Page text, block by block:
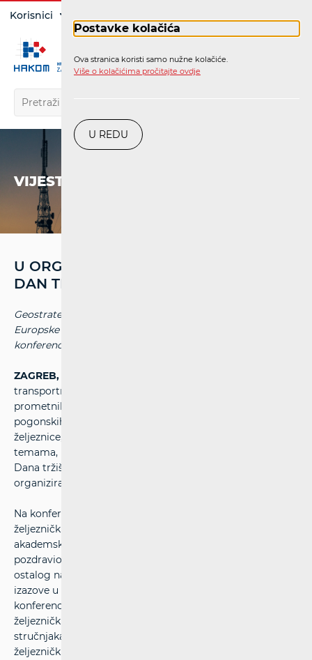
Postavke kolačića
Ova stranica koristi samo nužne kolačiće.
Više o kolačićima pročitajte ovdje
U REDU
Korisnici
VIJESTI
U ORGANIZACIJI HAKOM-A ODRŽAN
DAN TRŽIŠTA ŽELJEZNIČKIH USLUGA
Geostrateški položaj Hrvatske na zajedničkim koridorima
Europske unije i energetski izazovi naglasci su održane
konferencije.
ZAGREB, 26. studenoga 2025. -
transportno logističkih promjena, stavljanje u funkciju
prometnih koridora Europske unije te sagledavanje cijena
pogonskih energenata bitni su za konkurentnost
željeznice, razvoj gospodarstva i zelenu tranziciju. O ovim
temama, razgovaralo se na dvije panel rasprave u sklopu
Dana tržišta željezničkih usluga koji HAKOM tradicionalno
organizira svake godine.
Na konferenciji su se okupili poduzetnici i dionici tržišta
željezničkih usluga, stručnjaci iz područja željeznice te
akademske zajednice. Uvodno, sudionike konferencije je
pozdravio
ostalog naglasio da regulator HAKOM prati tržišne
izazove u područjima svojih nadležnosti a ova
konferencija ima cilj raspraviti aktualnosti u pružanju
željezničkih usluga. Razmjena znanja, iskustva i vizija
stručnjaka pridonosi jasnijem razumijevanju o tome kako
željeznički koridori na kojima se nalazi Hrvatska mogu